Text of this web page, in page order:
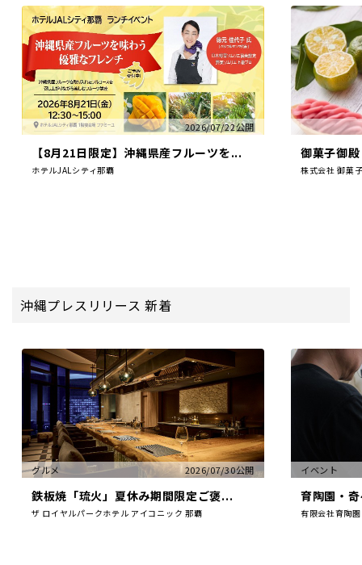
2026/07/22公開
【8月21日限定】沖縄県産フルーツを...
ホテルJALシティ那覇
御菓子御
株式会社 御菓
沖縄プレスリリース 新着
グルメ 2026/07/30公開
鉄板焼「琉火」夏休み期間限定ご褒...
ザ ロイヤルパークホテル アイコニック 那覇
イベント
育陶園・
有限会社育陶園